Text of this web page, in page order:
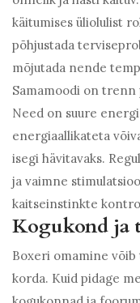
käitumises üliolulist
põhjustada
mõjutada nende
Samamoodi on trenn
Need on suure
energiaallikateta
isegi hävitavaks.
ja vaimne
kaitseinstinkte
Kogukond ja
Boxeri omamine võib
korda. Kuid pidage